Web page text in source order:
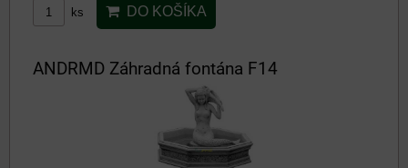
ks DO KOŠÍKA
ANDRMD Záhradná fontána F14